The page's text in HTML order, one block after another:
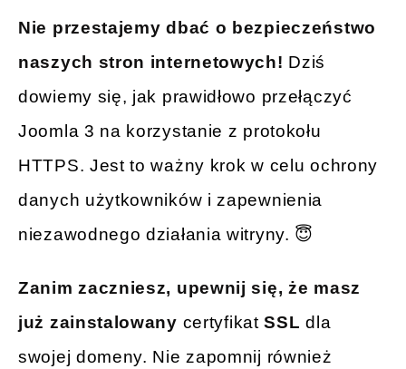
Nie przestajemy dbać o bezpieczeństwo
naszych stron internetowych! Dziś
dowiemy się, jak prawidłowo przełączyć
Joomla 3 na korzystanie z protokołu
HTTPS. Jest to ważny krok w celu ochrony
danych użytkowników i zapewnienia
niezawodnego działania witryny. 😇
Zanim zaczniesz, upewnij się, że masz
już zainstalowany certyfikatSSLdla
swojej domeny. Nie zapomnij również